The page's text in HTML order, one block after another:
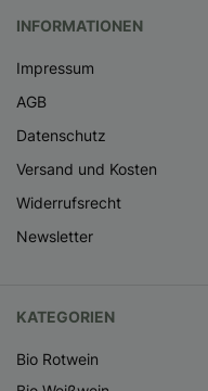
INFORMATIONEN
Impressum
AGB
Datenschutz
Versand und Kosten
Widerrufsrecht
Newsletter
KATEGORIEN
Bio Rotwein